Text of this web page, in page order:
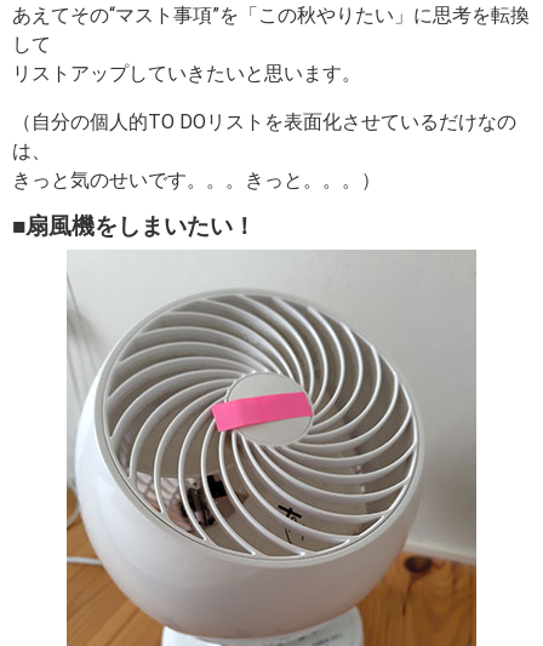
あえてその“マスト事項”を「この秋やりたい」に思考を転換
して
リストアップしていきたいと思います。
（自分の個人的TO DOリストを表面化させているだけなの
は、
きっと気のせいです。。。きっと。。。）
■扇風機をしまいたい！